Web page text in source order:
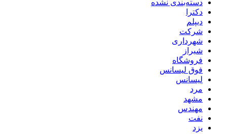
دسته‌بندی نشده
دکترا
دیپلم
شرکت
شهرداری
شیراز
فروشگاه
فوق لیسانس
لیسانس
مرد
مشهد
مهندس
نفت
یزد